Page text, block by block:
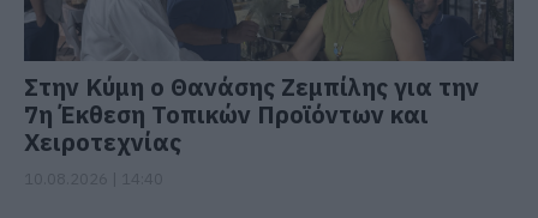
Στην Κύμη ο Θανάσης Ζεμπίλης για την
7η Έκθεση Τοπικών Προϊόντων και
Χειροτεχνίας